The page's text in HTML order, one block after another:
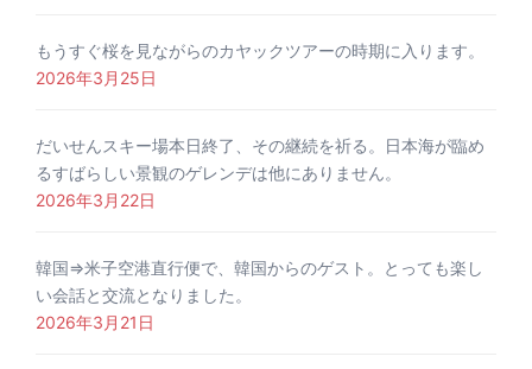
もうすぐ桜を見ながらのカヤックツアーの時期に入ります。
2026年3月25日
だいせんスキー場本日終了、その継続を祈る。日本海が臨め
るすばらしい景観のゲレンデは他にありません。
2026年3月22日
韓国⇒米子空港直行便で、韓国からのゲスト。とっても楽し
い会話と交流となりました。
2026年3月21日